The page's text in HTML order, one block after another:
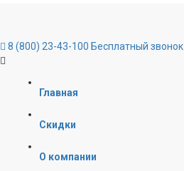
8 (800) 23-43-100 Бесплатный звонок
Главная
Скидки
О компании